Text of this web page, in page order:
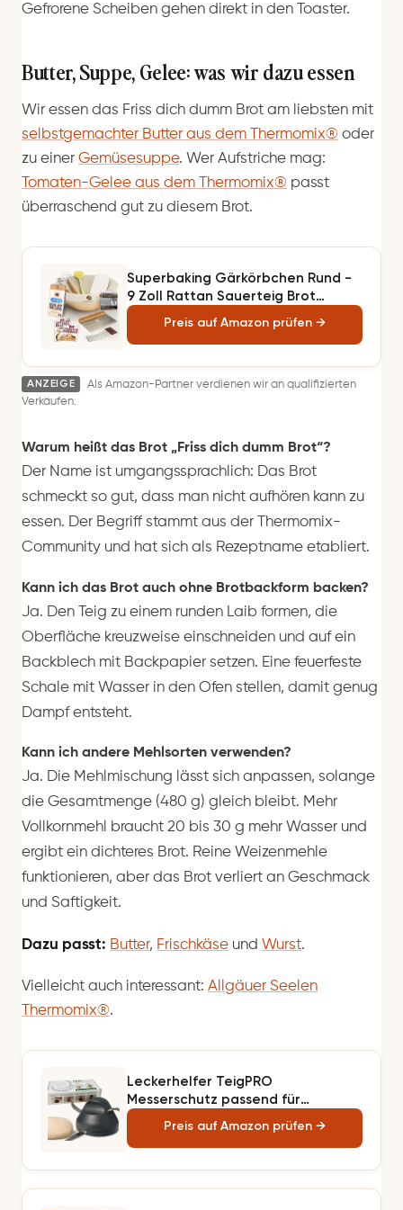
Gefrorene Scheiben gehen direkt in den Toaster.
Butter, Suppe, Gelee: was wir dazu essen
Wir essen das Friss dich dumm Brot am liebsten mit
selbstgemachter Butter aus dem Thermomix® oder
zu einer Gemüsesuppe. Wer Aufstriche mag:
Tomaten-Gelee aus dem Thermomix® passt
überraschend gut zu diesem Brot.
Superbaking Gärkörbchen Rund -
9 Zoll Rattan Sauerteig Brot
Gärkorb - 9-Teiliges Komplettes
Sauerteig Starter Set Brotkö
Preis auf Amazon prüfen →
ANZEIGE
Als Amazon-Partner verdienen wir an qualifizierten
Verkäufen.
Warum heißt das Brot „Friss dich dumm Brot“?
Der Name ist umgangssprachlich: Das Brot
schmeckt so gut, dass man nicht aufhören kann zu
essen. Der Begriff stammt aus der Thermomix-
Community und hat sich als Rezeptname etabliert.
Kann ich das Brot auch ohne Brotbackform backen?
Ja. Den Teig zu einem runden Laib formen, die
Oberfläche kreuzweise einschneiden und auf ein
Backblech mit Backpapier setzen. Eine feuerfeste
Schale mit Wasser in den Ofen stellen, damit genug
Dampf entsteht.
Kann ich andere Mehlsorten verwenden?
Ja. Die Mehlmischung lässt sich anpassen, solange
die Gesamtmenge (480 g) gleich bleibt. Mehr
Vollkornmehl braucht 20 bis 30 g mehr Wasser und
ergibt ein dichteres Brot. Reine Weizenmehle
funktionieren, aber das Brot verliert an Geschmack
und Saftigkeit.
Dazu passt: Butter, Frischkäse und Wurst.
Vielleicht auch interessant: Allgäuer Seelen
Thermomix®.
Leckerhelfer TeigPRO
Messerschutz passend für
Thermomix TM7, TM6, TM5
Preis auf Amazon prüfen →